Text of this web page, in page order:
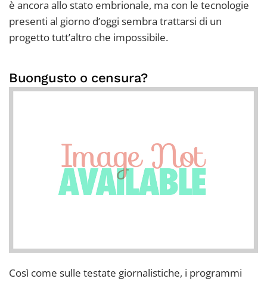
è ancora allo stato embrionale, ma con le tecnologie
presenti al giorno d’oggi sembra trattarsi di un
progetto tutt’altro che impossibile.
Buongusto o censura?
Così come sulle testate giornalistiche, i programmi